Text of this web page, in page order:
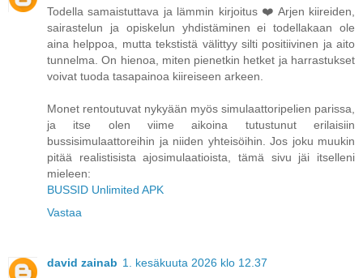
Todella samaistuttava ja lämmin kirjoitus ❤️ Arjen kiireiden,
sairastelun ja opiskelun yhdistäminen ei todellakaan ole
aina helppoa, mutta tekstistä välittyy silti positiivinen ja aito
tunnelma. On hienoa, miten pienetkin hetket ja harrastukset
voivat tuoda tasapainoa kiireiseen arkeen.
Monet rentoutuvat nykyään myös simulaattoripelien parissa,
ja itse olen viime aikoina tutustunut erilaisiin
bussisimulaattoreihin ja niiden yhteisöihin. Jos joku muukin
pitää realistisista ajosimulaatioista, tämä sivu jäi itselleni
mieleen:
BUSSID Unlimited APK
Vastaa
david zainab 1. kesäkuuta 2026 klo 12.37